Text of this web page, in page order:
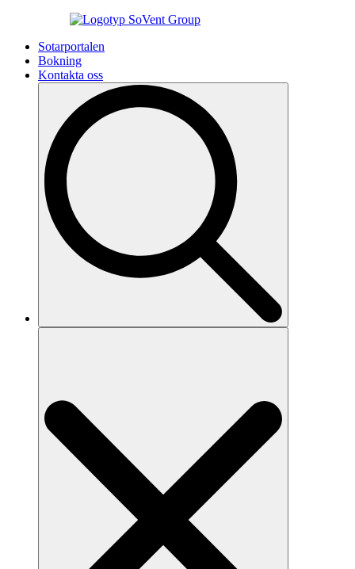
Sotarportalen
Bokning
Kontakta oss
Search